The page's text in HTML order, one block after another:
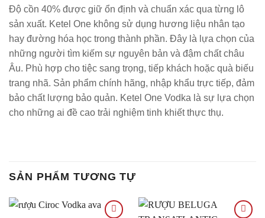
Độ cồn 40% được giữ ổn định và chuẩn xác qua từng lô
sản xuất. Ketel One không sử dụng hương liệu nhân tạo
hay đường hóa học trong thành phần. Đây là lựa chọn của
những người tìm kiếm sự nguyên bản và đậm chất châu
Âu. Phù hợp cho tiệc sang trọng, tiếp khách hoặc quà biếu
trang nhã. Sản phẩm chính hãng, nhập khẩu trực tiếp, đảm
bảo chất lượng bảo quản. Ketel One Vodka là sự lựa chọn
cho những ai đề cao trải nghiệm tinh khiết thực thụ.
SẢN PHẨM TƯƠNG TỰ